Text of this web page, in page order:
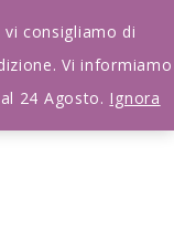
consigliamo di
Vi informiamo
24 Agosto. Ignora